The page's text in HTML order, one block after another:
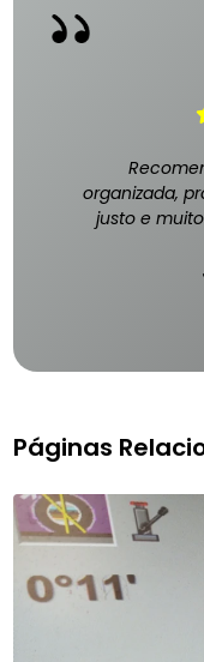
organizada,
justo e
Páginas